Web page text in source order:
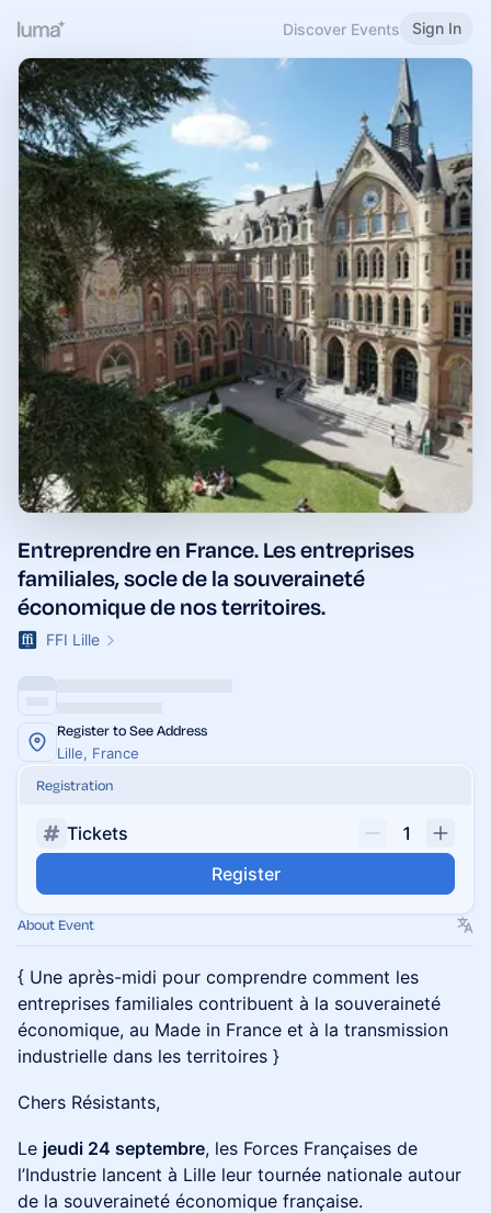
Discover Events Sign In
Entreprendre en France. Les entreprises
familiales, socle de la souveraineté
économique de nos territoires.
FFI Lille
Register to See Address
Lille, France
Registration
Tickets
1
Register
About Event
{ Une après-midi pour comprendre comment les
entreprises familiales contribuent à la souveraineté
économique, au Made in France et à la transmission
industrielle dans les territoires }
Chers Résistants,
Le jeudi 24 septembre, les Forces Françaises de
l’Industrie lancent à Lille leur tournée nationale autour
de la souveraineté économique française.